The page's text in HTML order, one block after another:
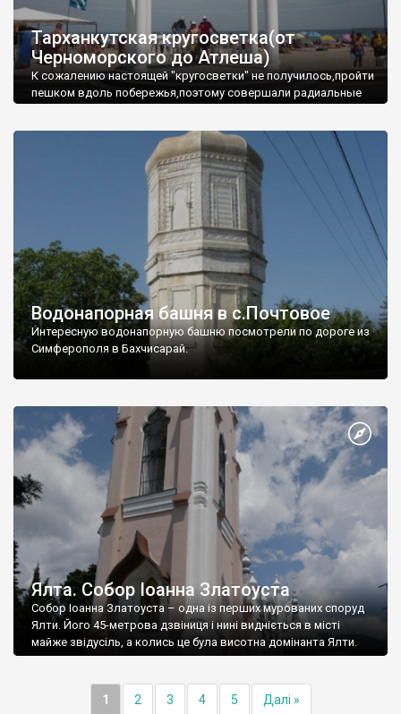
Тарханкутская кругосветка(от
Черноморского до Атлеша)
К сожалению настоящей "кругосветки" не получилось,пройти
пешком вдоль побережья,поэтому совершали радиальные
Водонапорная башня в с.Почтовое
Интересную водонапорную башню посмотрели по дороге из
Симферополя в Бахчисарай.
Ялта. Собор Іоанна Златоуста
Собор Іоанна Златоуста – одна із перших мурованих споруд
Ялти. Його 45-метрова дзвіниця і нині видніється в місті
майже звідусіль, а колись це була висотна домінанта Ялти.
1 2 3 4 5 Далі »